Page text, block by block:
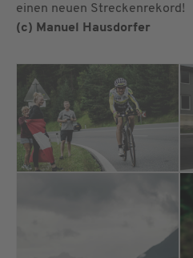
einen neuen Streckenrekord!
(c) Manuel Hausdorfer